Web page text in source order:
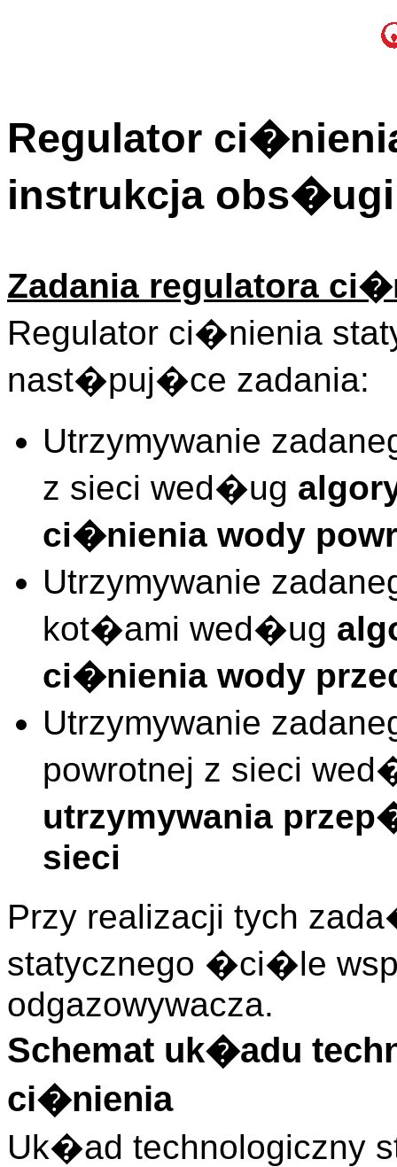
Regulator
instrukcja obs�ugi
Zadania regulatora
Regulator ci�nienia
nast�puj�ce zadania:
Utrzymywanie
z sieci wed�ug
ci�nienia wody
Utrzymywanie
kot�ami wed�ug
ci�nienia wody
Utrzymywanie
powrotnej z sieci
utrzymywania
sieci
Przy realizacji tych
statycznego �ci�le
odgazowywacza.
Schemat uk�adu
ci�nienia
Uk�ad technologiczny